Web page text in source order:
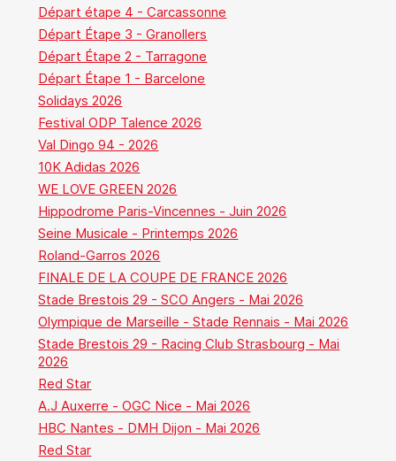
Départ étape 4 - Carcassonne
Départ Étape 3 - Granollers
Départ Étape 2 - Tarragone
Départ Étape 1 - Barcelone
Solidays 2026
Festival ODP Talence 2026
Val Dingo 94 - 2026
10K Adidas 2026
WE LOVE GREEN 2026
Hippodrome Paris-Vincennes - Juin 2026
Seine Musicale - Printemps 2026
Roland-Garros 2026
FINALE DE LA COUPE DE FRANCE 2026
Stade Brestois 29 - SCO Angers - Mai 2026
Olympique de Marseille - Stade Rennais - Mai 2026
Stade Brestois 29 - Racing Club Strasbourg - Mai
2026
Red Star
A.J Auxerre - OGC Nice - Mai 2026
HBC Nantes - DMH Dijon - Mai 2026
Red Star